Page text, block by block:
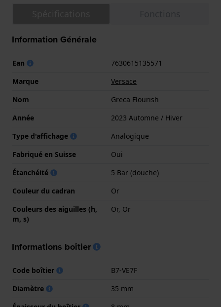
Information Générale
Ean
7630615135571
Marque
Versace
Nom
Greca Flourish
Année
2023 Automne / Hiver
Type d'affichage
Analogique
Fabriqué en Suisse
Oui
Étanchéité
5 Bar (douche)
Couleur du cadran
Or
Couleurs des aiguilles (h,
m, s)
Or, Or
Informations boîtier
Code boîtier
B7-VE7F
Diamètre
35 mm